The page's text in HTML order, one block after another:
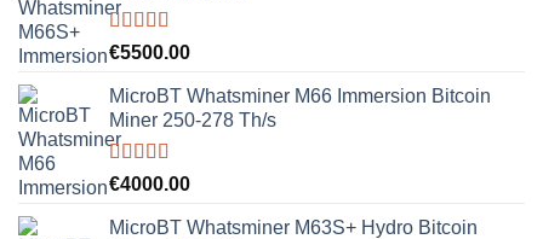
Rated5.00
€5500.00
MicroBT Whatsminer M66 Immersion Bitcoin
Miner 250-278 Th/s
Rated5.00
€4000.00
MicroBT Whatsminer M63S+ Hydro Bitcoin